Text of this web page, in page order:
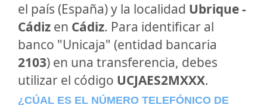
el país (España) y la localidad Ubrique -
Cádiz en Cádiz. Para identificar al
banco "Unicaja" (entidad bancaria
2103) en una transferencia, debes
utilizar el código UCJAES2MXXX.
¿CÚAL ES EL NÚMERO TELEFÓNICO DE